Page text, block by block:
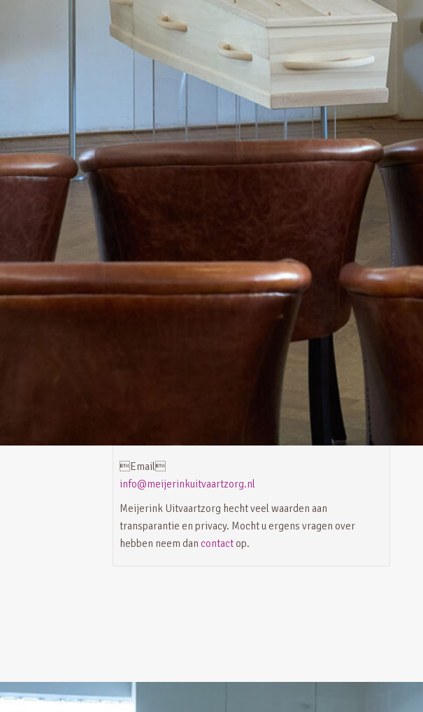
april 2016
februari 2016
januari 2016
december 2015
oktober 2015
september 2015
juli 2015
mei 2015
Categorieën
Nieuws
Vraag en antwoord
Email
info@meijerinkuitvaartzorg.nl
Meijerink Uitvaartzorg hecht veel waarden aan
transparantie en privacy. Mocht u ergens vragen over
hebben neem dancontact op.